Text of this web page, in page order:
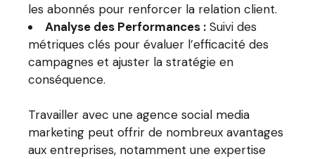
les abonnés pour renforcer la relation client.
Analyse des Performances : Suivi des
métriques clés pour évaluer l’efficacité des
campagnes et ajuster la stratégie en
conséquence.
Travailler avec une agence social media
marketing peut offrir de nombreux avantages
aux entreprises, notamment une expertise